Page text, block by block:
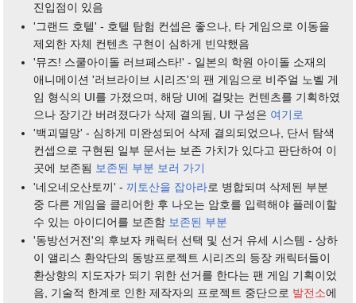
진입점이 있음
'그랜드 호텔' - 호텔 탐험 컨셉은 좋으나, 타 게임으로 이동을
제외한 자체 컨텐츠 구현이 심하게 빈약했음
'뮤즈! 스쿨아이돌 러브페스타!' - 일본의 학원 아이돌 소재의
애니메이션 '러브라이브 시리즈'의 팬 게임으로 비주얼 노벨 게
임 형식의 UI를 가졌으며, 해당 UI에 걸맞는 컨텐츠를 기획하였
으나 장기간 버려졌다가 삭제 결의됨, UI 구성은 여기로
'백괴멸망' - 심하게 미완성되어 삭제 결의되었으나, 단서 탐색
컨셉으로 구현된 일부 문서는 보존 가치가 있다고 판단하여 이
곳에 보존됨 보존된 부분 보러 가기
'네오네오산토끼' - 끼토산을 잡아라로 병합되며 삭제된 부분
중 다른 게임을 클리어한 후 나오는 암호를 입력해야 플레이할
수 있는 아이디어를 보존함 보존된 부분
'동방선거전'의 후보자 캐릭터 선택 및 선거 유세 시스템 - 상하
이 앨리스 환악단의 동방프로젝트 시리즈의 등장 캐릭터들이
환상향의 지도자가 되기 위한 선거를 한다는 팬 게임 기획이었
음, 기술적 한계로 인한 제작자의 프로젝트 중단으로 발전소에